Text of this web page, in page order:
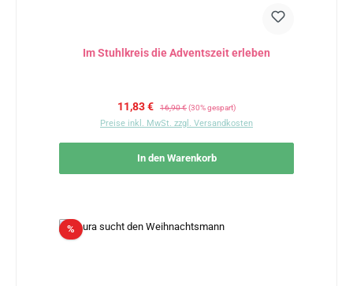
Im Stuhlkreis die Adventszeit erleben
Verkaufspreis:
11,83 € Regulärer Preis:
16,90 €(30% gespart)
Preise inkl. MwSt. zzgl. Versandkosten
In den Warenkorb
%Rabatt